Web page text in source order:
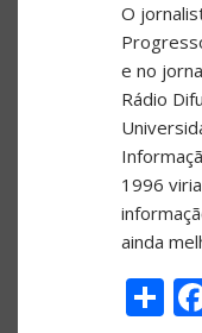
O
e no
Rádio
1996
ainda